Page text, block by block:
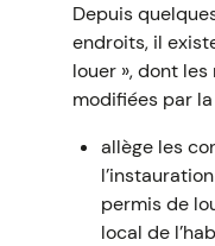
Depuis
endroits, il
louer », dont
modifiées par
allège les
permis de
local de